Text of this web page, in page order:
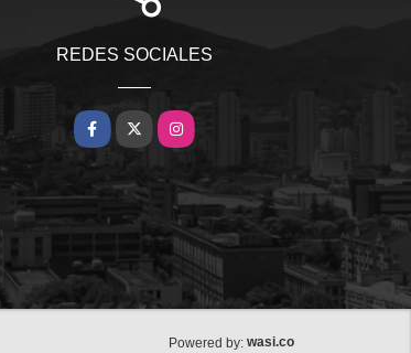
REDES SOCIALES
Facebook
X Instagram
Powered by: wasi.co